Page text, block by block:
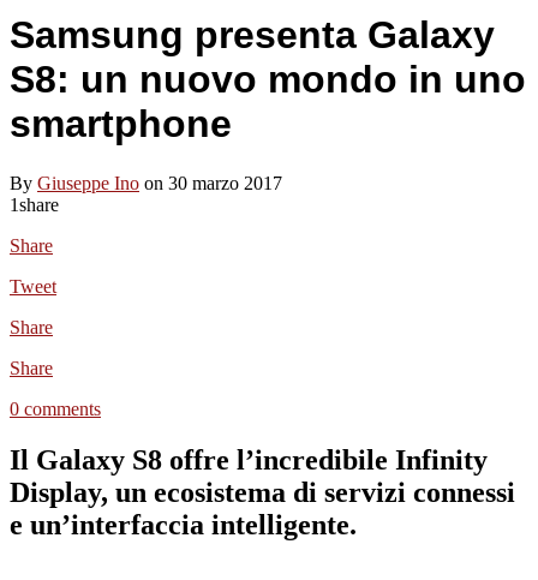
Samsung presenta Galaxy
S8: un nuovo mondo in uno
smartphone
By Giuseppe Ino on 30 marzo 2017
1share
Share
Tweet
Share
Share
0 comments
Il Galaxy S8 offre l’incredibile Infinity
Display, un ecosistema di servizi connessi
e un’interfaccia intelligente.